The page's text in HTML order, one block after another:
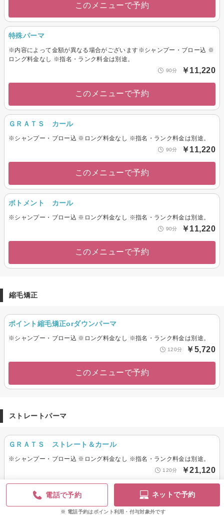
このメニューで予約
特殊パーマ
※内容によって金額が異なる場合がございます※シャンプー・ブロー込 ※
ロング料金なし ※指名・ランク料金は別途。
90分 ￥11,220
このメニューで予約
ＧＲＡＴＳ カール
※シャンプー・ブロー込 ※ロング料金なし ※指名・ランク料金は別途。
90分 ￥11,220
このメニューで予約
ボトメント カール
※シャンプー・ブロー込 ※ロング料金なし ※指名・ランク料金は別途。
90分 ￥11,220
このメニューで予約
縮毛矯正
ポイント縮毛矯正orダウンパーマ
※シャンプー・ブロー込 ※ロング料金なし ※指名・ランク料金は別途。
120分 ￥5,720
このメニューで予約
ストレートパーマ
ＧＲＡＴＳ ストレート＆カール
※シャンプー・ブロー込 ※ロング料金なし ※指名・ランク料金は別途。
120分 ￥21,120
このメニューで予約
電話で予約 ネットで予約
電話予約はポイント利用・付与対象外です